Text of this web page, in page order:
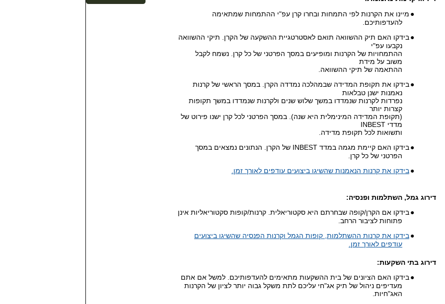
● מיינו את הקרנות לפי התמחות ובחרו קרן עפ"י ההתמחות שמתאימה
להעדפותיכם.
●בידקו האם תיק ההשוואה תואם לאסטרטגיית ההשקעה של הקרן. תיקי ההשוואה
נקבעו עפ"י
ההתמחויות של הקרנות ומופיעים במסך הפרטני של כל קרן. נשמח לקבל
משוב על מידת
ההתאמה של תיקי ההשוואה.
●בידקו את תקופת המדידה שבמהלכה נמדדה הקרן. במסך הראשי של קרנות
נאמנות ישנן טבלאות
נפרדות לקרנות שנמדדו במשך שלוש שנים ולקרנות שנמדדו במשך תקופות
קצרות יותר
(תקופת המדידה המינימלית היא שנה). במסך הפרטני לכל קרן ישנו פירוט של
מדדי INBEST
ותשואות לכל תקופת מדידה.
●
בידקו האם קיימת מגמה במדד INBEST של הקרן. הנתונים נמצאים במסך
הפרטני של כל קרן.
●בידקו את קרנות הנאמנות שהשיגו ביצועים עודפים לאורך זמן.
דירוג גמל, השתלמות ופנסיה:
●בידקו אם הקרן/קופה שבחרתם היא סקטוריאלית. קרנות/קופות סקטוריאליות אינן
פתוחות לציבור הרחב.
●בידקו את קרנות ההשתלמות, קופות הגמל וקרנות הפנסיה שהשיגו ביצועים
עודפים לאורך זמן.
דירוג בתי השקעות:
●בידקו האם הציונים של בית ההשקעות מתאימים להעדפותיכם. למשל אם אתם
מעדיפים ניהול של תיק אג"חי עליכם לתת משקל גבוה יותר לציון של הקרנות
האג"חיות.